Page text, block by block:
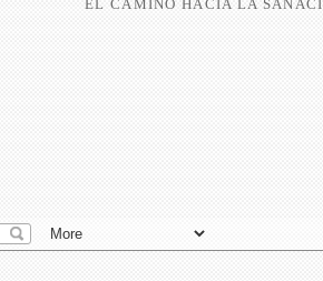
EL CAMINO HACIA LA